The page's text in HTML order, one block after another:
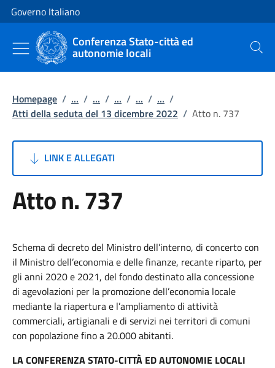
Vai al contenuto
Vai alla navigazione del sito
Governo Italiano
Conferenza Stato-città ed
autonomie locali Cerca
Homepage / ... / ... / ... / ... / ... /
Atti della seduta del 13 dicembre 2022 / Atto n. 737
LINK E ALLEGATI
Atto n. 737
Schema di decreto del Ministro dell’interno, di concerto con
il Ministro dell’economia e delle finanze, recante riparto, per
gli anni 2020 e 2021, del fondo destinato alla concessione
di agevolazioni per la promozione dell’economia locale
mediante la riapertura e l’ampliamento di attività
commerciali, artigianali e di servizi nei territori di comuni
con popolazione fino a 20.000 abitanti.
LA CONFERENZA STATO-CITTÀ ED AUTONOMIE LOCALI